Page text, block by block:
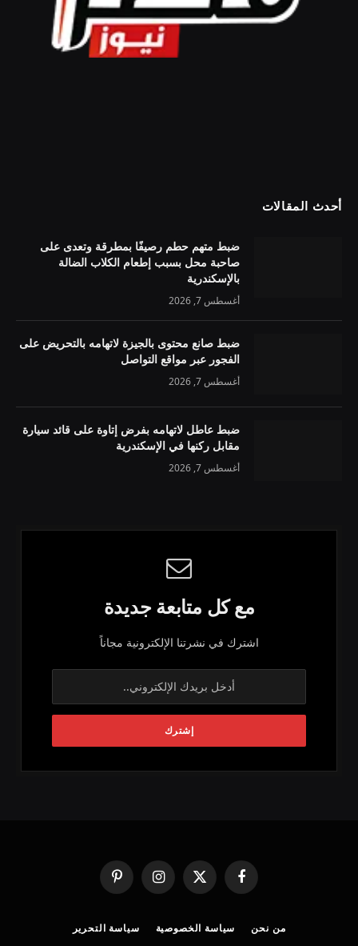
أحدث المقالات
ضبط متهم حطم رصيفًا بمطرقة وتعدى على
صاحبة محل بسبب إطعام الكلاب الضالة
بالإسكندرية
أغسطس 7, 2026
ضبط صانع محتوى بالجيزة لاتهامه بالتحريض على
الفجور عبر مواقع التواصل
أغسطس 7, 2026
ضبط عاطل لاتهامه بفرض إتاوة على قائد سيارة
مقابل ركنها في الإسكندرية
أغسطس 7, 2026
مع كل متابعة جديدة
اشترك في نشرتنا الإلكترونية مجاناً
فيسبوك
X
(Twitter)
الانستغرامبينتيريست
من نحن سياسة الخصوصية سياسة التحرير